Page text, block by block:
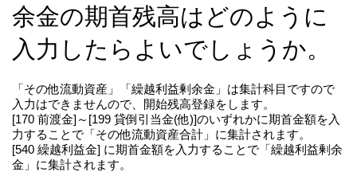
余金の期首残高はどのように
入力したらよいでしょうか。
「その他流動資産」「繰越利益剰余金」は集計科目ですので
入力はできませんので、開始残高登録をします。
[170 前渡金]～[199 貸倒引当金(他)]のいずれかに期首金額を入
力することで「その他流動資産合計」に集計されます。
[540 繰越利益金] に期首金額を入力することで「繰越利益剰余
金」に集計されます。